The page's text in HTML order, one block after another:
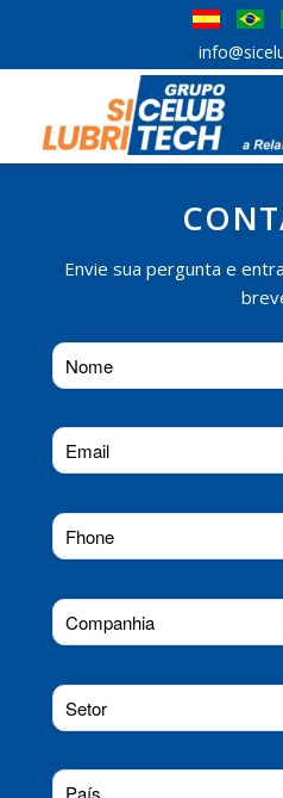
Envie sua pergunta e